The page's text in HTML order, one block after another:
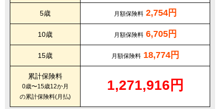
5歳 月額保険料 2,754円
10歳 月額保険料 6,705円
15歳 月額保険料 18,774円
累計保険料
0歳〜15歳12か月
の累計保険料(月払)
1,271,916円